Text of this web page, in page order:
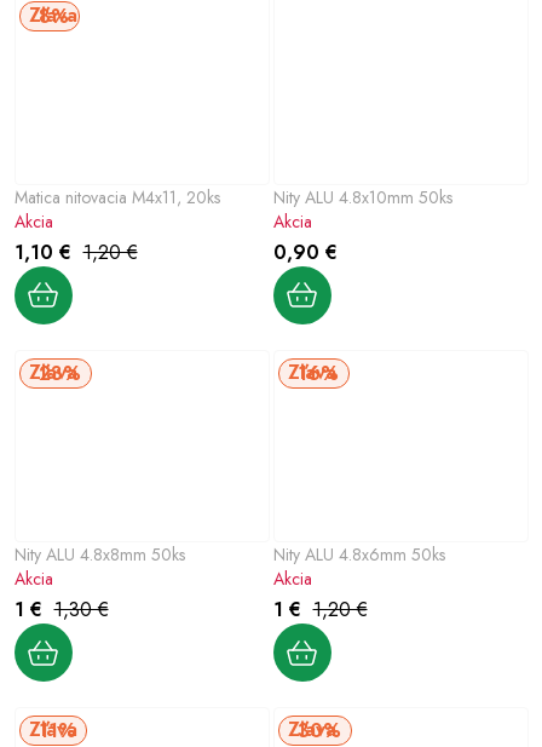
Matica nitovacia M4x11, 20ks
8%
1,10 € 1,20 €
Akcia
Nity ALU 4.8x10mm 50ks
0,90 €
Akcia
Nity ALU 4.8x8mm 50ks
23%
1 € 1,30 €
Akcia
Nity ALU 4.8x6mm 50ks
16%
1 € 1,20 €
Akcia
11% 30%